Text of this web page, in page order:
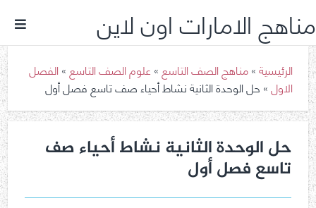
مناهج الامارات اون لاين
الرئيسية»مناهج الصف التاسع»علوم الصف التاسع»الفصل
الاول»حل الوحدة الثانية نشاط أحياء صف تاسع فصل أول
حل الوحدة الثانية نشاط أحياء صف
تاسع فصل أول